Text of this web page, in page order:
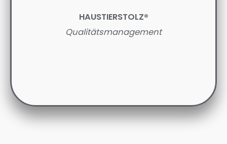
HAUSTIERSTOLZ®
Qualitätsmanagement